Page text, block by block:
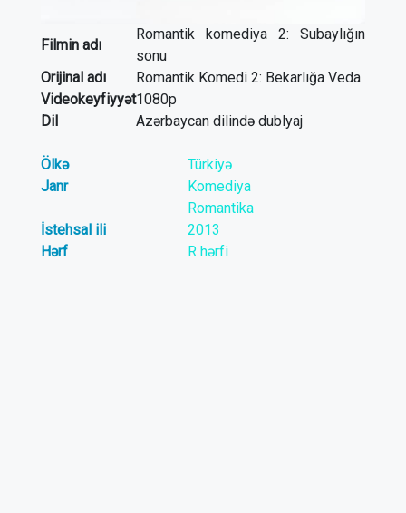
Filmin adı
Romantik komediya 2: Subaylığın
sonu
Orijinal adı
Romantik Komedi 2: Bekarlığa Veda
Videokeyfiyyət1080p
Dil
Azərbaycan dilində dublyaj
Ölkə
Türkiyə
Janr
Komediya
Romantika
İstehsal ili
2013
Hərf
R hərfi